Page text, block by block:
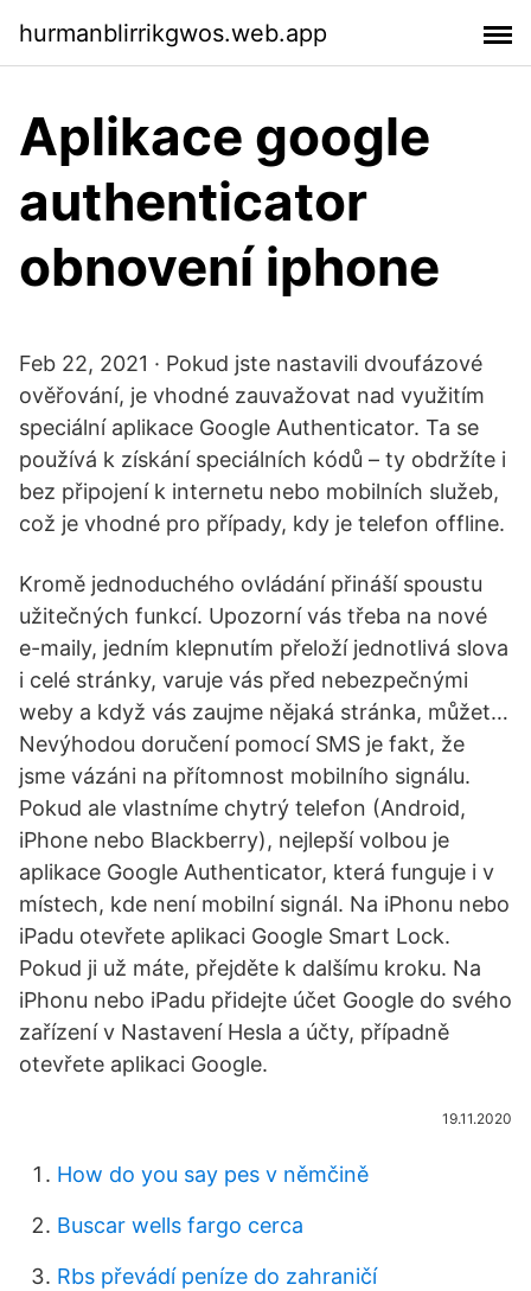
hurmanblirrikgwos.web.app
Aplikace google
authenticator
obnovení iphone
Feb 22, 2021 · Pokud jste nastavili dvoufázové
ověřování, je vhodné zauvažovat nad využitím
speciální aplikace Google Authenticator. Ta se
používá k získání speciálních kódů – ty obdržíte i
bez připojení k internetu nebo mobilních služeb,
což je vhodné pro případy, kdy je telefon offline.
Kromě jednoduchého ovládání přináší spoustu
užitečných funkcí. Upozorní vás třeba na nové
e-maily, jedním klepnutím přeloží jednotlivá slova
i celé stránky, varuje vás před nebezpečnými
weby a když vás zaujme nějaká stránka, můžet…
Nevýhodou doručení pomocí SMS je fakt, že
jsme vázáni na přítomnost mobilního signálu.
Pokud ale vlastníme chytrý telefon (Android,
iPhone nebo Blackberry), nejlepší volbou je
aplikace Google Authenticator, která funguje i v
místech, kde není mobilní signál. Na iPhonu nebo
iPadu otevřete aplikaci Google Smart Lock.
Pokud ji už máte, přejděte k dalšímu kroku. Na
iPhonu nebo iPadu přidejte účet Google do svého
zařízení v Nastavení Hesla a účty, případně
otevřete aplikaci Google.
19.11.2020
How do you say pes v němčině
Buscar wells fargo cerca
Rbs převádí peníze do zahraničí